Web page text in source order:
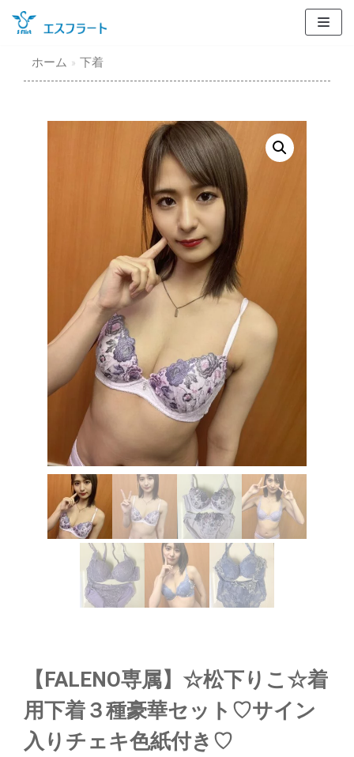
コ
ン
ン
ホーム » 下着
【FALENO専属】☆松下りこ☆着
用下着３種豪華セット♡サイン
入りチェキ色紙付き♡